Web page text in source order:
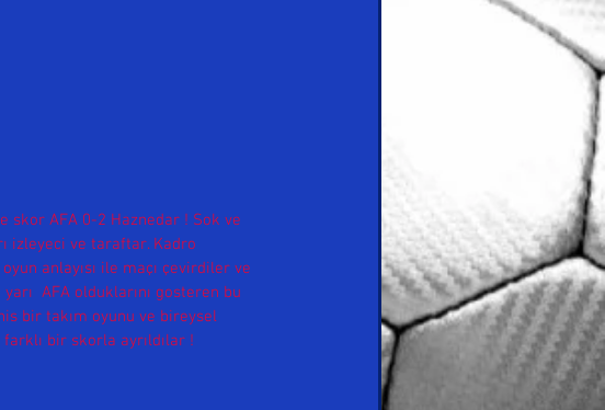
skor AFA 0-2 Haznedar ! Sok ve
izleyeci ve taraftar. Kadro
anlayısı ile maçı çevirdiler ve
AFA olduklarını gosteren bu
bir takım oyunu ve bireysel
bir skorla ayrıldılar !